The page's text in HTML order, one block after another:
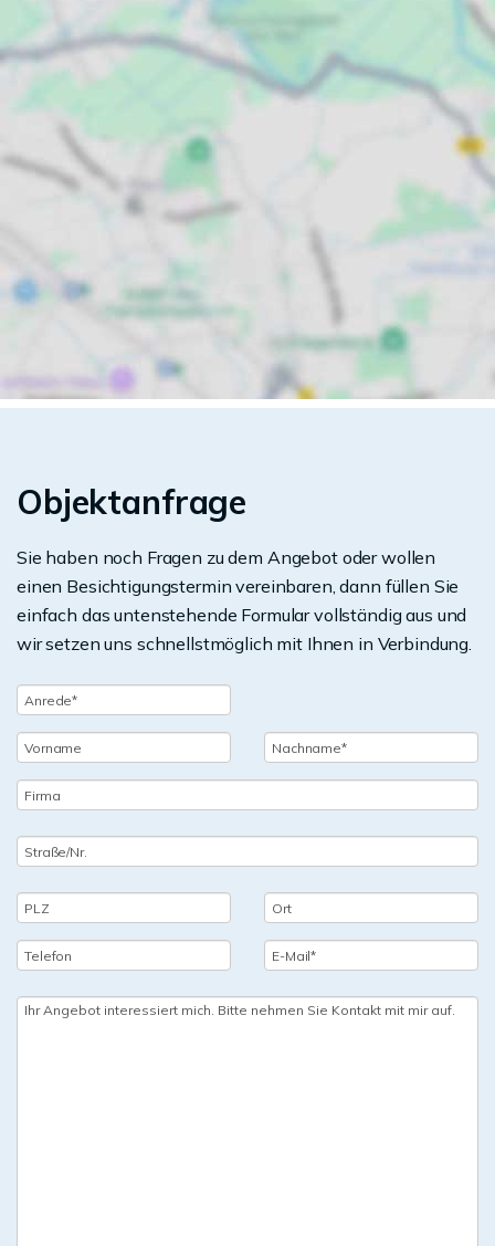
Objektanfrage
Sie haben noch Fragen zu dem Angebot oder wollen
einen Besichtigungstermin vereinbaren, dann füllen Sie
einfach das untenstehende Formular vollständig aus und
wir setzen uns schnellstmöglich mit Ihnen in Verbindung.